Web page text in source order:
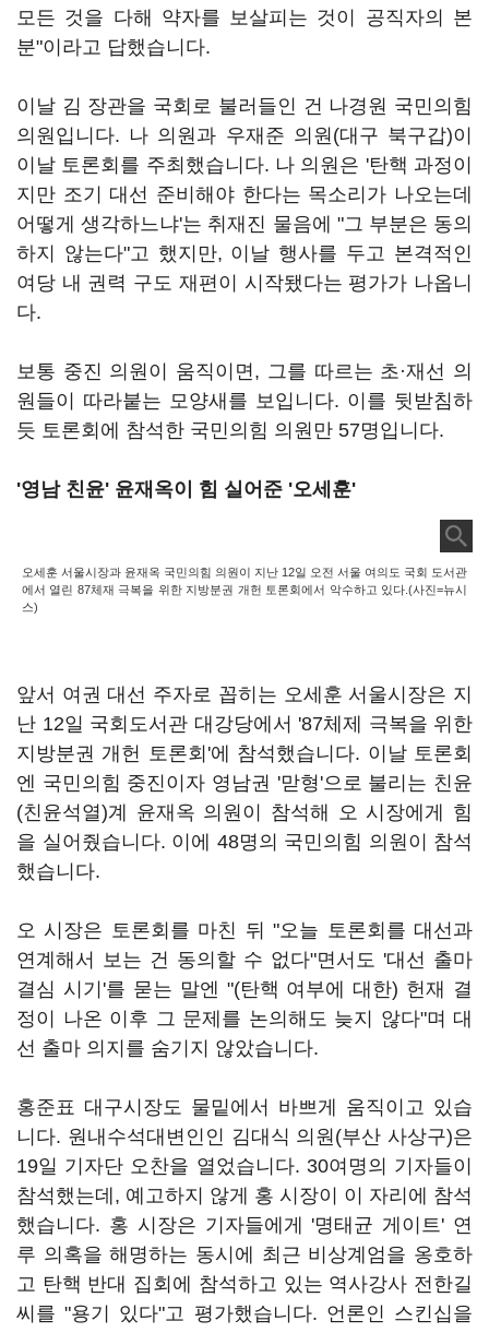
모든 것을 다해 약자를 보살피는 것이 공직자의 본
분"이라고 답했습니다.
이날 김 장관을 국회로 불러들인 건 나경원 국민의힘
의원입니다. 나 의원과 우재준 의원(대구 북구갑)이
이날 토론회를 주최했습니다. 나 의원은 '탄핵 과정이
지만 조기 대선 준비해야 한다는 목소리가 나오는데
어떻게 생각하느냐'는 취재진 물음에 "그 부분은 동의
하지 않는다"고 했지만, 이날 행사를 두고 본격적인
여당 내 권력 구도 재편이 시작됐다는 평가가 나옵니
다.
보통 중진 의원이 움직이면, 그를 따르는 초·재선 의
원들이 따라붙는 모양새를 보입니다. 이를 뒷받침하
듯 토론회에 참석한 국민의힘 의원만 57명입니다.
'영남 친윤' 윤재옥이 힘 실어준 '오세훈'
오세훈 서울시장과 윤재옥 국민의힘 의원이 지난 12일 오전 서울 여의도 국회 도서관
에서 열린 87체재 극복을 위한 지방분권 개헌 토론회에서 악수하고 있다.(사진=뉴시
스)
앞서 여권 대선 주자로 꼽히는 오세훈 서울시장은 지
난 12일 국회도서관 대강당에서 '87체제 극복을 위한
지방분권 개헌 토론회'에 참석했습니다. 이날 토론회
엔 국민의힘 중진이자 영남권 '맏형'으로 불리는 친윤
(친윤석열)계 윤재옥 의원이 참석해 오 시장에게 힘
을 실어줬습니다. 이에 48명의 국민의힘 의원이 참석
했습니다.
오 시장은 토론회를 마친 뒤 "오늘 토론회를 대선과
연계해서 보는 건 동의할 수 없다"면서도 '대선 출마
결심 시기'를 묻는 말엔 "(탄핵 여부에 대한) 헌재 결
정이 나온 이후 그 문제를 논의해도 늦지 않다"며 대
선 출마 의지를 숨기지 않았습니다.
홍준표 대구시장도 물밑에서 바쁘게 움직이고 있습
니다. 원내수석대변인인 김대식 의원(부산 사상구)은
19일 기자단 오찬을 열었습니다. 30여명의 기자들이
참석했는데, 예고하지 않게 홍 시장이 이 자리에 참석
했습니다. 홍 시장은 기자들에게 '명태균 게이트' 연
루 의혹을 해명하는 동시에 최근 비상계엄을 옹호하
고 탄핵 반대 집회에 참석하고 있는 역사강사 전한길
씨를 "용기 있다"고 평가했습니다. 언론인 스킨십을